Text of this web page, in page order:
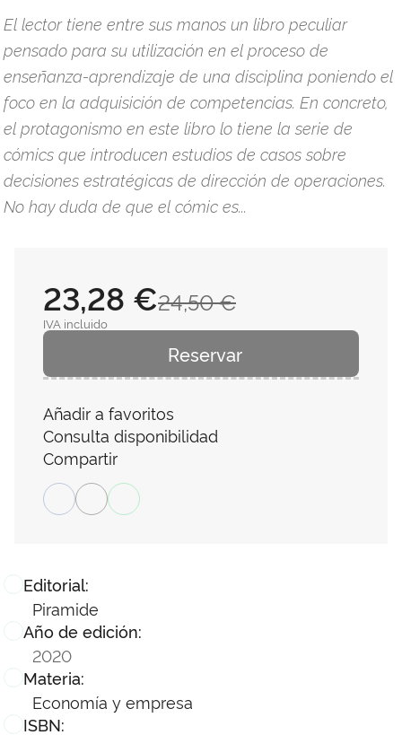
El lector tiene entre sus manos un libro peculiar
pensado para su utilización en el proceso de
enseñanza-aprendizaje de una disciplina poniendo el
foco en la adquisición de competencias. En concreto,
el protagonismo en este libro lo tiene la serie de
cómics que introducen estudios de casos sobre
decisiones estratégicas de dirección de operaciones.
No hay duda de que el cómic es...
Editorial:
Piramide
Año de edición:
2020
Materia:
Economía y empresa
ISBN:
24,50 €
23,28 €
IVA incluido
Reservar
Añadir a favoritos
Consulta disponibilidad
Compartir